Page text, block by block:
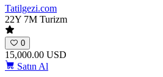
Tatilgezi.com
22Y 7M Turizm
0
15,000.00 USD
Satın Al